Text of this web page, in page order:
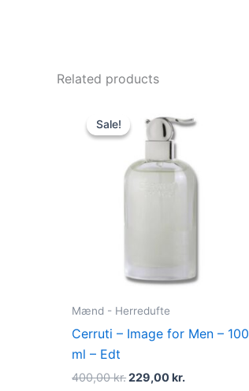
Related products
Sale!
Sale!
Mænd - Herredufte
Cerruti – Image for Men – 100
ml – Edt
400,00kr.
price
was:
400,00 kr..
229,00kr.
price
is: